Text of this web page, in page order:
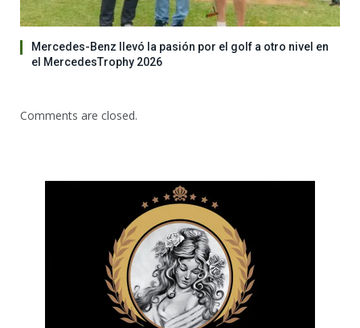
Mercedes-Benz llevó la pasión por el golf a otro nivel en
el MercedesTrophy 2026
Comments are closed.